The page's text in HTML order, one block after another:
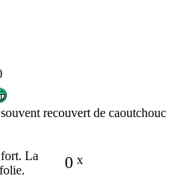
recouvert de caoutchouc
0 x
La